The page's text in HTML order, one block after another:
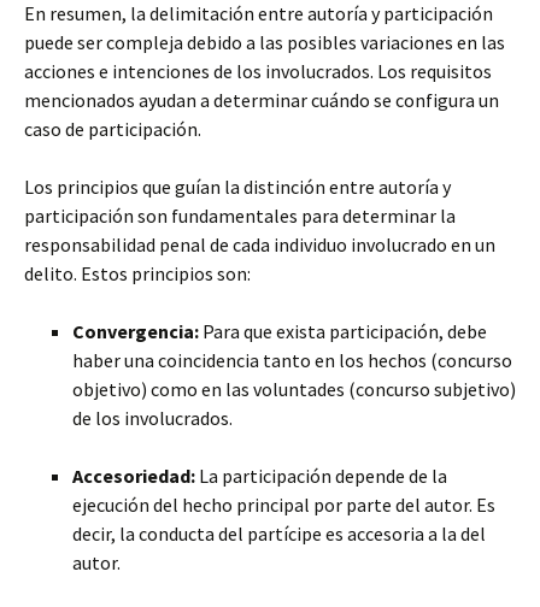
En resumen, la delimitación entre autoría y participación
puede ser compleja debido a las posibles variaciones en las
acciones e intenciones de los involucrados. Los requisitos
mencionados ayudan a determinar cuándo se configura un
caso de participación.
Los principios que guían la distinción entre autoría y
participación son fundamentales para determinar la
responsabilidad penal de cada individuo involucrado en un
delito. Estos principios son:
Convergencia: Para que exista participación, debe
haber una coincidencia tanto en los hechos (concurso
objetivo) como en las voluntades (concurso subjetivo)
de los involucrados.
Accesoriedad: La participación depende de la
ejecución del hecho principal por parte del autor. Es
decir, la conducta del partícipe es accesoria a la del
autor.